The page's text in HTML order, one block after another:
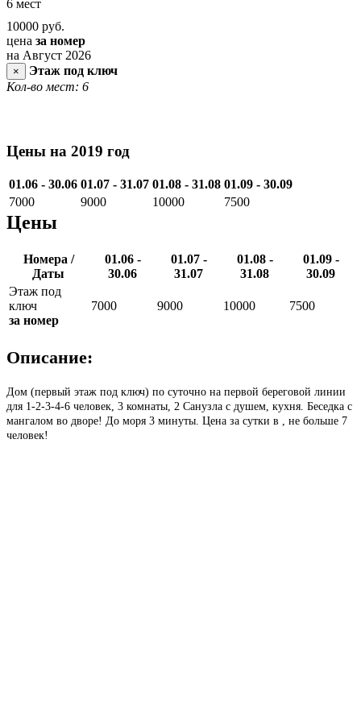
6 мест
10000 руб.
цена за номер
на Август 2026
×
Этаж под ключ
Кол-во мест: 6
Цены на 2019 год
01.06 - 30.06 01.07 - 31.07 01.08 - 31.08 01.09 - 30.09
7000
9000 10000 7500
Цены
Номера /
Даты
01.06 -
30.06
01.07 -
31.07
01.08 -
31.08
01.09 -
30.09
Этаж под
ключ
за номер
7000 9000 10000 7500
Описание:
Дом (первый этаж под ключ) по суточно на первой береговой линии
для 1-2-3-4-6 человек, 3 комнаты, 2 Санузла с душем, кухня. Беседка с
мангалом во дворе! До моря 3 минуты. Цена за сутки в , не больше 7
человек!